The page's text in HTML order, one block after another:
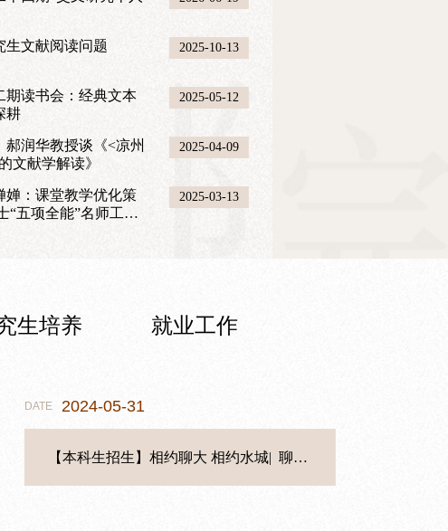
2025-10-13
生文献阅读问题
2025-05-12
期读书会：经典文本
耕
2025-04-09
润华教授谈《<凉州
文献学解读》
2025-03-13
婵：课堂教学优化策
五项全能”名师工作
生培养 就业工作
DATE 2024-05-31
【本科生招生】相约聊大 相约水城| 聊城大学本科招生宣传片
DATE 2025-03-31
聊城大学文学院2025年硕士研究生调剂复试公告
DATE 05-22
【本科生培养】聊城大学文学院2023级支教感悟（十一）
DATE 06-25
【研究生培养】聊城大学文学院2022级支教感悟分享 梁佳：奋楫笃行，履践致远
DATE 03-26
【就业工作】研支传经明政策 基层践行赤子心 文学院开展大学生志愿服务西部计划——研支团专场宣讲活动